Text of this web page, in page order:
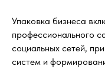
Упаковка бизнеса
профессионального
социальных сетей,
систем и